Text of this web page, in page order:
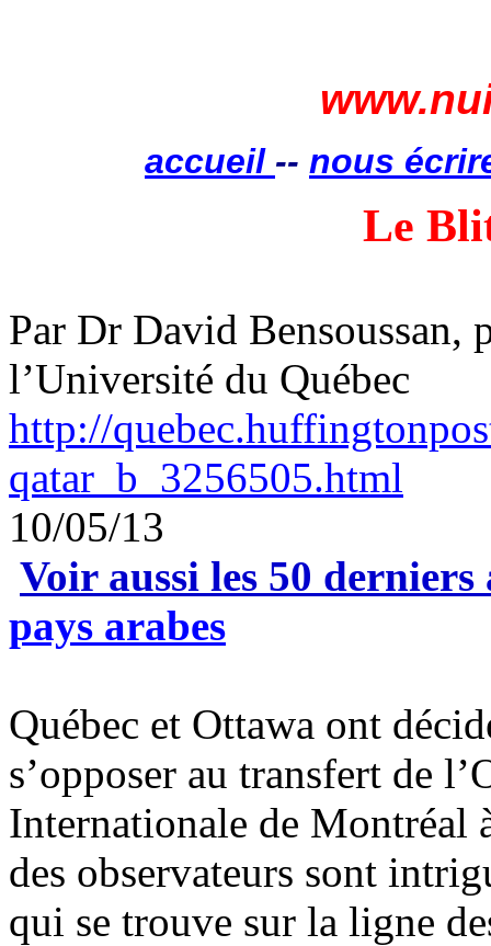
accueil -- nous
Le
Par Dr David Bensoussan,
l’Université du Québec
http://
qatar_b_3256505.html
10/05/13
Voir aussi les 50 derniers
pays arabes
Québec et Ottawa ont
s’opposer au transfert de
Internationale de Montréal
des observateurs sont
qui se trouve sur la ligne